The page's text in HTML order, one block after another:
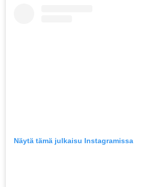
Näytä tämä julkaisu Instagramissa